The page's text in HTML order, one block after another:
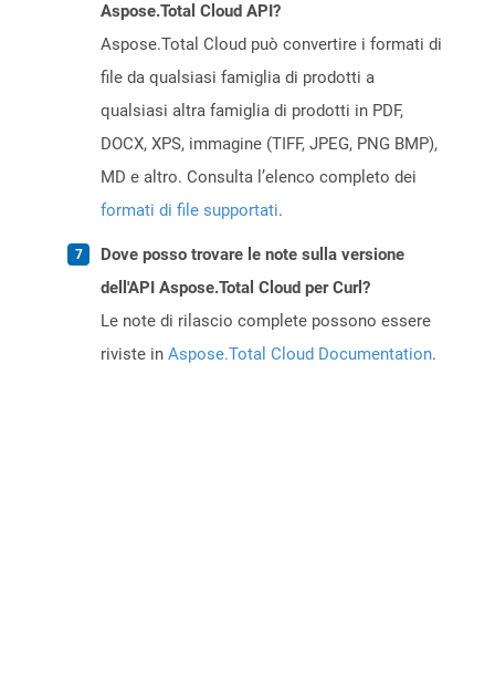
Aspose.Total Cloud API?
Aspose.Total Cloud può convertire i formati di
file da qualsiasi famiglia di prodotti a
qualsiasi altra famiglia di prodotti in PDF,
DOCX, XPS, immagine (TIFF, JPEG, PNG BMP),
MD e altro. Consulta l’elenco completo dei
formati di file supportati.
Dove posso trovare le note sulla versione
dell'API Aspose.Total Cloud per Curl?
Le note di rilascio complete possono essere
riviste in Aspose.Total Cloud Documentation.